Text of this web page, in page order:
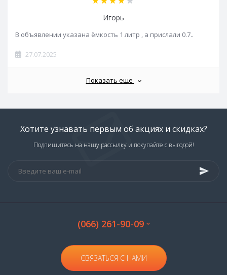
Игорь
В объявлении указана ёмкость 1 литр , а прислали 0.7..
27.07.2025
Показать еще
Хотите узнавать первым об акциях и скидках?
Подпишитесь на нашу рассылку и покупайте с выгодой!
(066) 261-90-09
СВЯЗАТЬСЯ С НАМИ